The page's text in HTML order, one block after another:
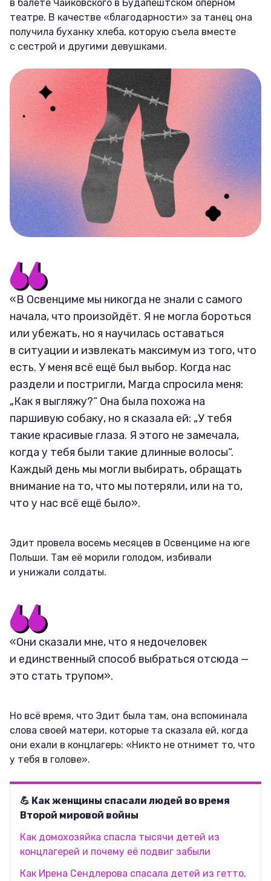
в балете Чайковского в Будапештском оперном
театре. В качестве «благодарности» за танец она
получила буханку хлеба, которую съела вместе
с сестрой и другими девушками.
«В Освенциме мы никогда не знали с самого
начала, что произойдёт. Я не могла бороться
или убежать, но я научилась оставаться
в ситуации и извлекать максимум из того, что
есть. У меня всё ещё был выбор. Когда нас
раздели и постригли, Магда спросила меня:
„Как я выгляжу?“ Она была похожа на
паршивую собаку, но я сказала ей: „У тебя
такие красивые глаза. Я этого не замечала,
когда у тебя были такие длинные волосы“.
Каждый день мы могли выбирать, обращать
внимание на то, что мы потеряли, или на то,
что у нас всё ещё было».
Эдит провела восемь месяцев в Освенциме на юге
Польши. Там её морили голодом, избивали
и унижали солдаты.
«Они сказали мне, что я недочеловек
и единственный способ выбраться отсюда —
это стать трупом».
Но всё время, что Эдит была там, она вспоминала
слова своей матери, которые та сказала ей, когда
они ехали в концлагерь: «Никто не отнимет то, что
у тебя в голове».
💪 Как женщины спасали людей во время
Второй мировой войны
Как домохозяйка спасла тысячи детей из
концлагерей и почему её подвиг забыли
Как Ирена Сендлерова спасала детей из гетто,